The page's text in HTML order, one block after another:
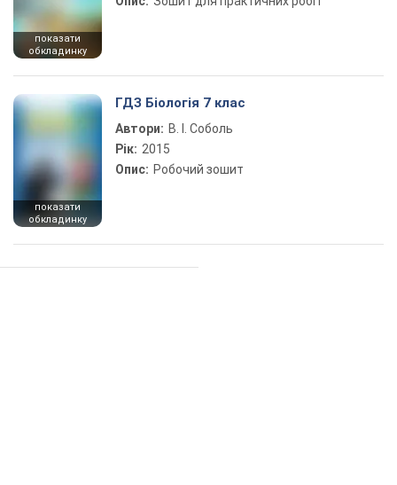
показати
обкладинку
показати
обкладинку
ГДЗ Біологія 7 клас
Автори: В. І. Соболь
Рік: 2015
Опис: Робочий зошит